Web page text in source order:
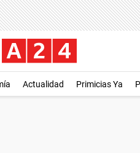
Actualidad Primicias Ya